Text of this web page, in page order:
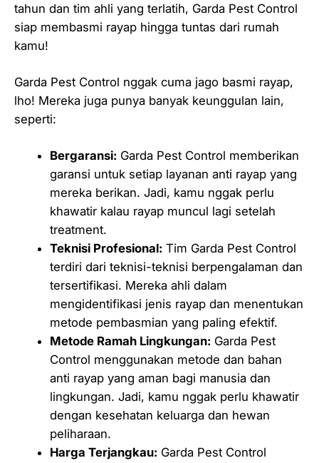
tahun dan tim ahli yang terlatih, Garda Pest Control
siap membasmi rayap hingga tuntas dari rumah
kamu!
Garda Pest Control nggak cuma jago basmi rayap,
lho! Mereka juga punya banyak keunggulan lain,
seperti:
Bergaransi: Garda Pest Control memberikan
garansi untuk setiap layanan anti rayap yang
mereka berikan. Jadi, kamu nggak perlu
khawatir kalau rayap muncul lagi setelah
treatment.
Teknisi Profesional: Tim Garda Pest Control
terdiri dari teknisi-teknisi berpengalaman dan
tersertifikasi. Mereka ahli dalam
mengidentifikasi jenis rayap dan menentukan
metode pembasmian yang paling efektif.
Metode Ramah Lingkungan: Garda Pest
Control menggunakan metode dan bahan
anti rayap yang aman bagi manusia dan
lingkungan. Jadi, kamu nggak perlu khawatir
dengan kesehatan keluarga dan hewan
peliharaan.
Harga Terjangkau: Garda Pest Control